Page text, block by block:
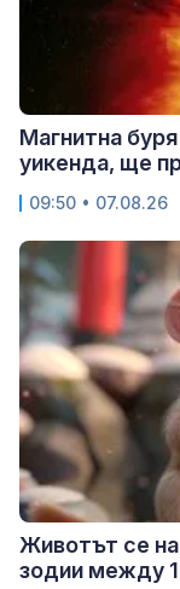
Магнитна
уикенда, ще
09:50 • 07.08.26
Животът се
зодии между